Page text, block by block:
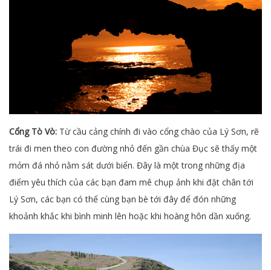
Cổng Tò Vò: Từ cầu cảng chính đi vào cổng chào của Lý Sơn, rẽ
trái đi men theo con đường nhỏ đến gần chùa Đục sẽ thấy một
mỏm đá nhỏ nằm sát dưới biển. Đây là một trong những địa
điểm yêu thích của các bạn đam mê chụp ảnh khi đặt chân tới
Lý Sơn, các bạn có thể cùng bạn bè tới đây để đón những
khoảnh khắc khi bình minh lên hoặc khi hoàng hôn dần xuống.